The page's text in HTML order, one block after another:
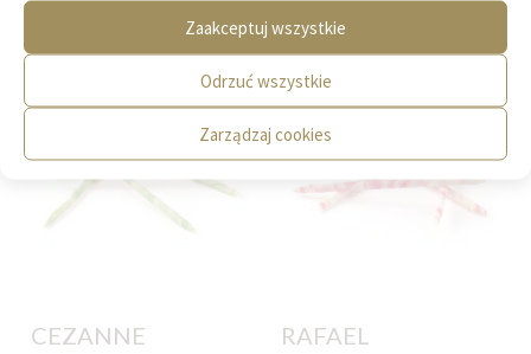
Zaakceptuj wszystkie
Odrzuć wszystkie
Zarządzaj cookies
Państwa zainteresować.
CEZANNE RAFAEL